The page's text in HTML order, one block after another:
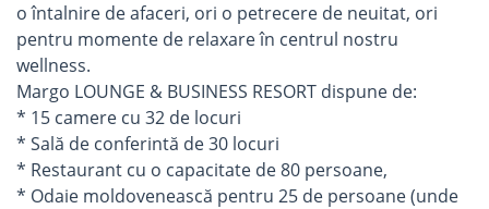
o întalnire de afaceri, ori o petrecere de neuitat, ori
pentru momente de relaxare în centrul nostru
wellness.
Margo LOUNGE & BUSINESS RESORT dispune de:
* 15 camere cu 32 de locuri
* Sală de conferintă de 30 locuri
* Restaurant cu o capacitate de 80 persoane,
* Odaie moldovenească pentru 25 de persoane (unde